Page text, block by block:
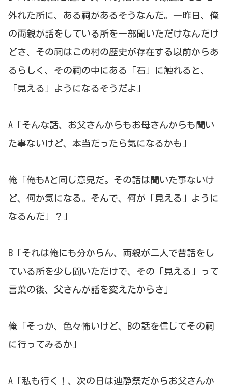
外れた所に、ある祠があるそうなんだ。一昨日、俺
の両親が話をしている所を一部聞いただけなんだけ
どさ、その祠はこの村の歴史が存在する以前からあ
るらしく、その祠の中にある「石」に触れると、
「見える」ようになるそうだよ」
A「そんな話、お父さんからもお母さんからも聞い
た事ないけど、本当だったら気になるかも」
俺「俺もAと同じ意見だ。その話は聞いた事ないけ
ど、何か気になる。そんで、何が「見える」ように
なるんだ」？」
B「それは俺にも分からん、両親が二人で昔話をし
ている所を少し聞いただけで、その「見える」って
言葉の後、父さんが話を変えたからさ」
俺「そっか、色々怖いけど、Bの話を信じてその祠
に行ってみるか」
A「私も行く！、次の日は辿静祭だからお父さんか